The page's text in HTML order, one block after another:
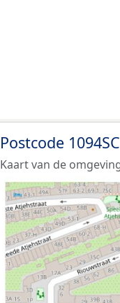
Postcode
Kaart van de